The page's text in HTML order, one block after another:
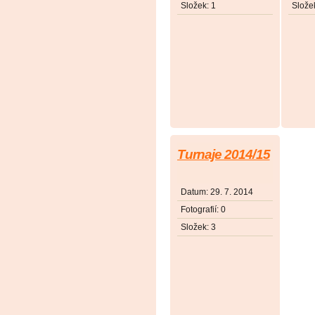
Složek: 1
Turnaje 2014/15
Datum: 29. 7. 2014
Fotografií: 0
Složek: 3